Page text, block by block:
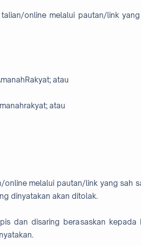
online melalui pautan/link
atau
atau
melalui pautan/link yang sah
dinyatakan akan ditolak.
dan disaring berasaskan kepada